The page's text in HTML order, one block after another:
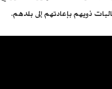
ذويهم بإعادتهم إلى بلدهم.